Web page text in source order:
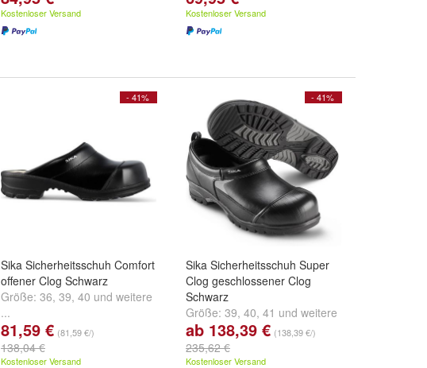
Kostenloser Versand Kostenloser Versand
- 41%
Sika Sicherheitsschuh Comfort
offener Clog Schwarz
Größe: 36, 39, 40 und weitere
...
81,59 € (81,59 €/)
138,04 €
Kostenloser Versand
- 41%
Sika Sicherheitsschuh Super
Clog geschlossener Clog
Schwarz
Größe: 39, 40, 41 und weitere
...
ab 138,39 € (138,39 €/)
235,62 €
Kostenloser Versand